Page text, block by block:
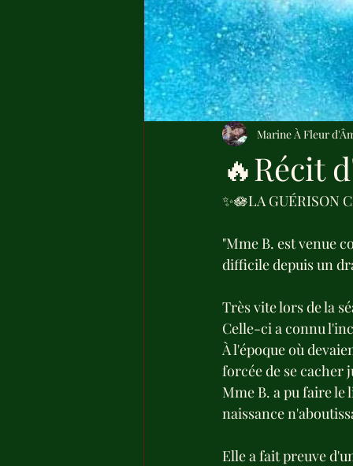
🔥Récit
Marine À Fleur
✨🪷LA GUÉRISON
"Mme B. est venue
difficile depuis un
Très vite lors de la
Celle-ci a connu
À l'époque où
forcée de se cacher
Mme B. a pu faire
naissance
Elle a fait preuve